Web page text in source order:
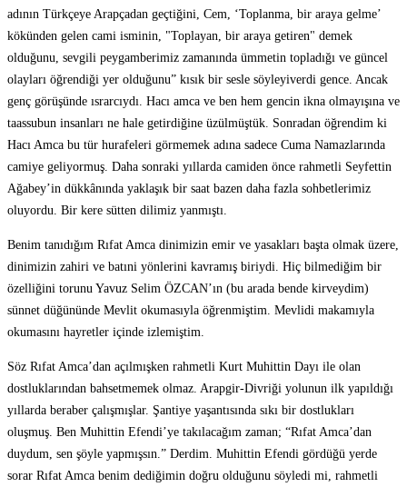
adının Türkçeye Arapçadan geçtiğini, Cem, ‘Toplanma, bir araya gelme’
kökünden gelen cami isminin, "Toplayan, bir araya getiren" demek
olduğunu, sevgili peygamberimiz zamanında ümmetin topladığı ve güncel
olayları öğrendiği yer olduğunu” kısık bir sesle söyleyiverdi gence. Ancak
genç görüşünde ısrarcıydı. Hacı amca ve ben hem gencin ikna olmayışına ve
taassubun insanları ne hale getirdiğine üzülmüştük. Sonradan öğrendim ki
Hacı Amca bu tür hurafeleri görmemek adına sadece Cuma Namazlarında
camiye geliyormuş. Daha sonraki yıllarda camiden önce rahmetli Seyfettin
Ağabey’in dükkânında yaklaşık bir saat bazen daha fazla sohbetlerimiz
oluyordu. Bir kere sütten dilimiz yanmıştı.
Benim tanıdığım Rıfat Amca dinimizin emir ve yasakları başta olmak üzere,
dinimizin zahiri ve batıni yönlerini kavramış biriydi. Hiç bilmediğim bir
özelliğini torunu Yavuz Selim ÖZCAN’ın (bu arada bende kirveydim)
sünnet düğününde Mevlit okumasıyla öğrenmiştim. Mevlidi makamıyla
okumasını hayretler içinde izlemiştim.
Söz Rıfat Amca’dan açılmışken rahmetli Kurt Muhittin Dayı ile olan
dostluklarından bahsetmemek olmaz. Arapgir-Divriği yolunun ilk yapıldığı
yıllarda beraber çalışmışlar. Şantiye yaşantısında sıkı bir dostlukları
oluşmuş. Ben Muhittin Efendi’ye takılacağım zaman; “Rıfat Amca’dan
duydum, sen şöyle yapmışsın.” Derdim. Muhittin Efendi gördüğü yerde
sorar Rıfat Amca benim dediğimin doğru olduğunu söyledi mi, rahmetli